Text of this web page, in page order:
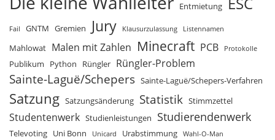
Entmietung
Fail GNTM Gremien Jury Klausurzulassung Listennamen
Mahlowat Malen mit Zahlen Minecraft PCB Protokolle
Publikum Python Rüngler Rüngler-Problem
Sainte-Laguë/Schepers Sainte-Laguë/Schepers-Verfahren
Satzung Satzungsänderung Statistik Stimmzettel
Studentenwerk Studienleistungen Studierendenwerk
Televoting Uni Bonn Unicard Urabstimmung Wahl-O-Man